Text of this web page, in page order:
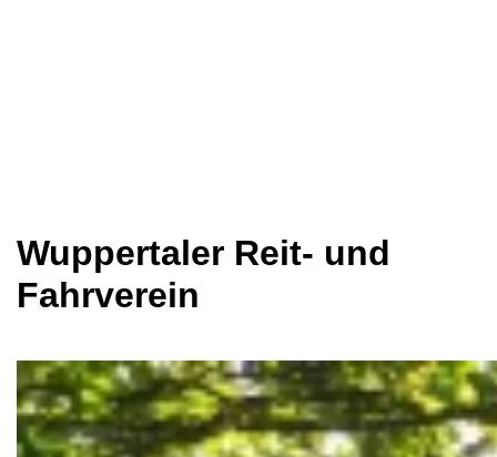
Wuppertaler Reit- und
Fahrverein